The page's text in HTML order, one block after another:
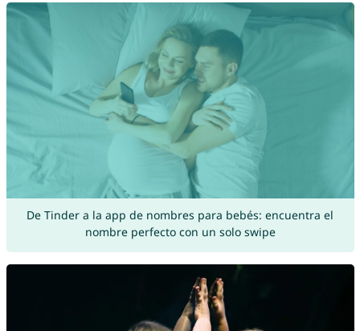
De Tinder a la app de nombres para bebés: encuentra el
nombre perfecto con un solo swipe